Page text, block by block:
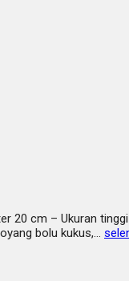
20 cm – Ukuran
bolu kukus,…